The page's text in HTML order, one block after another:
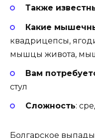
Также
Какие
квадрицепсы,
мышцы живота,
Вам
стул
Сложность:
Болгарское